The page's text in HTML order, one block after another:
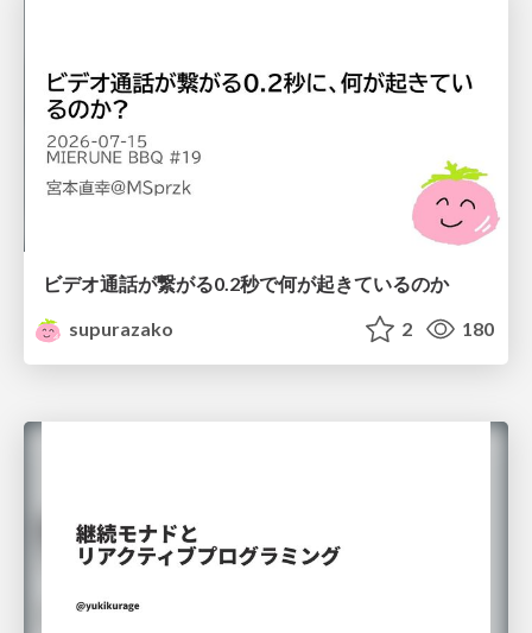
ビデオ通話が繋がる0.2秒で何が起きているのか
supurazako
2 180